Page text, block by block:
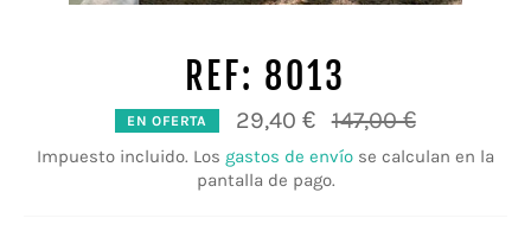
REF: 8013
EN OFERTA 29,40 €
Precio
habitual
147,00 €
Impuesto incluido. Los gastos de envío se calculan en la
pantalla de pago.